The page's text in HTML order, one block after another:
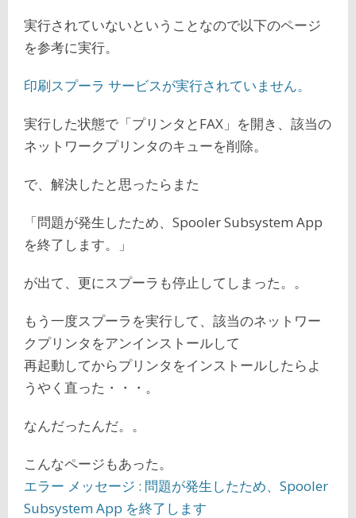
実行されていないということなので以下のページ
を参考に実行。
印刷スプーラ サービスが実行されていません。
実行した状態で「プリンタとFAX」を開き、該当の
ネットワークプリンタのキューを削除。
で、解決したと思ったらまた
「問題が発生したため、Spooler Subsystem App
を終了します。」
が出て、更にスプーラも停止してしまった。。
もう一度スプーラを実行して、該当のネットワー
クプリンタをアンインストールして
再起動してからプリンタをインストールしたらよ
うやく直った・・・。
なんだったんだ。。
こんなページもあった。
エラー メッセージ : 問題が発生したため、Spooler
Subsystem App を終了します